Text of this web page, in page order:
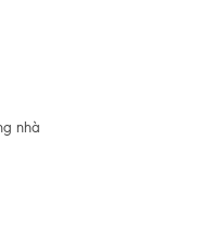
nhà